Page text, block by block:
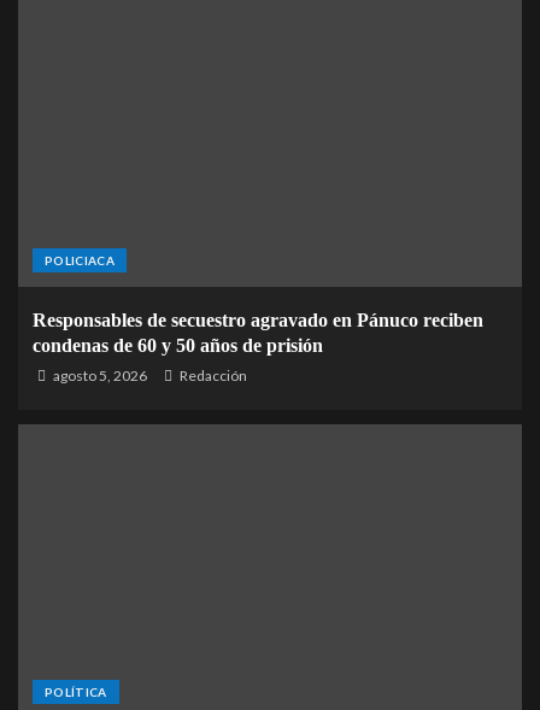
POLICIACA
Responsables de secuestro agravado en Pánuco reciben
condenas de 60 y 50 años de prisión
agosto 5, 2026 Redacción
POLÍTICA